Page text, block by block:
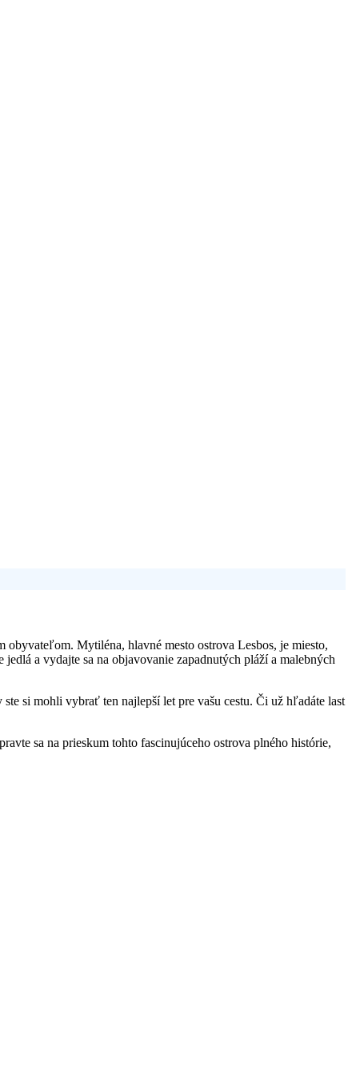
Mytiléna, hlavné mesto ostrova Lesbos, je miesto,
a vydajte sa na objavovanie zapadnutých pláží a malebných
si mohli vybrať ten najlepší let pre vašu cestu. Či už hľadáte last
sa na prieskum tohto fascinujúceho ostrova plného histórie,